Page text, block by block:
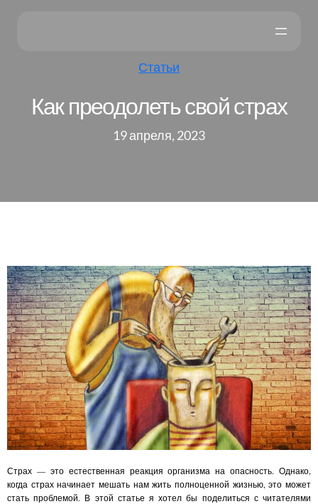
Статьи
Как преодолеть свой страх
19 апреля, 2023
Страх — это естественная реакция организма на опасность. Однако,
когда страх начинает мешать нам жить полноценной жизнью, это может
стать проблемой. В этой статье я хотел бы поделиться с читателями